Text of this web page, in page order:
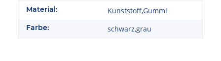
Material: Kunststoff,Gummi
Farbe: schwarz,grau